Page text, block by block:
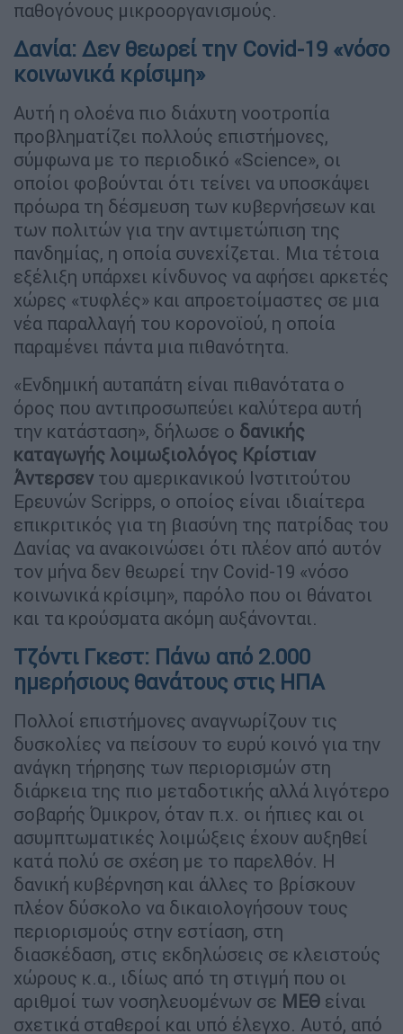
παθογόνους μικροοργανισμούς.
Δανία: Δεν θεωρεί την Covid-19 «νόσο
κοινωνικά κρίσιμη»
Αυτή η ολοένα πιο διάχυτη νοοτροπία
προβληματίζει πολλούς επιστήμονες,
σύμφωνα με το περιοδικό «Science», οι
οποίοι φοβούνται ότι τείνει να υποσκάψει
πρόωρα τη δέσμευση των κυβερνήσεων και
των πολιτών για την αντιμετώπιση της
πανδημίας, η οποία συνεχίζεται. Μια τέτοια
εξέλιξη υπάρχει κίνδυνος να αφήσει αρκετές
χώρες «τυφλές» και απροετοίμαστες σε μια
νέα παραλλαγή του κορονοϊού, η οποία
παραμένει πάντα μια πιθανότητα.
«Ενδημική αυταπάτη είναι πιθανότατα ο
όρος που αντιπροσωπεύει καλύτερα αυτή
την κατάσταση», δήλωσε ο δανικής
καταγωγής λοιμωξιολόγος Κρίστιαν
Άντερσεν του αμερικανικού Ινστιτούτου
Ερευνών Scripps, ο οποίος είναι ιδιαίτερα
επικριτικός για τη βιασύνη της πατρίδας του
Δανίας να ανακοινώσει ότι πλέον από αυτόν
τον μήνα δεν θεωρεί την Covid-19 «νόσο
κοινωνικά κρίσιμη», παρόλο που οι θάνατοι
και τα κρούσματα ακόμη αυξάνονται.
Τζόντι Γκεστ: Πάνω από 2.000
ημερήσιους θανάτους στις ΗΠΑ
Πολλοί επιστήμονες αναγνωρίζουν τις
δυσκολίες να πείσουν το ευρύ κοινό για την
ανάγκη τήρησης των περιορισμών στη
διάρκεια της πιο μεταδοτικής αλλά λιγότερο
σοβαρής Όμικρον, όταν π.χ. οι ήπιες και οι
ασυμπτωματικές λοιμώξεις έχουν αυξηθεί
κατά πολύ σε σχέση με το παρελθόν. Η
δανική κυβέρνηση και άλλες το βρίσκουν
πλέον δύσκολο να δικαιολογήσουν τους
περιορισμούς στην εστίαση, στη
διασκέδαση, στις εκδηλώσεις σε κλειστούς
χώρους κ.α., ιδίως από τη στιγμή που οι
αριθμοί των νοσηλευομένων σε ΜΕΘ είναι
σχετικά σταθεροί και υπό έλεγχο. Αυτό, από